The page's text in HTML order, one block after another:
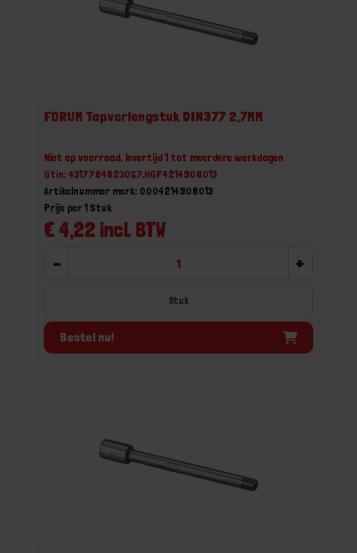
FORUM Tapverlengstuk DIN377 2,7MM
Niet op voorraad, levertijd 1 tot meerdere werkdagen
Gtin: 4317784823067,HGF4214908013
Artikelnummer merk: 0004214908013
€ 4,22 incl. BTW
Prijs per 1 Stuk
- +
Stuk
Bestel nu!